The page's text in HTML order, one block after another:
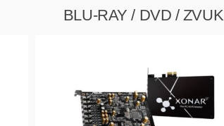
BLU-RAY / DVD / ZVUK